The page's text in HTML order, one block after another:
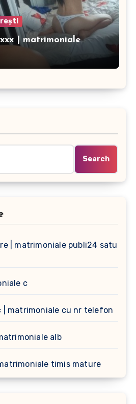
| matrimoniale
Search
| matrimoniale publi24 satu
c
| matrimoniale cu nr telefon
alb
timis mature